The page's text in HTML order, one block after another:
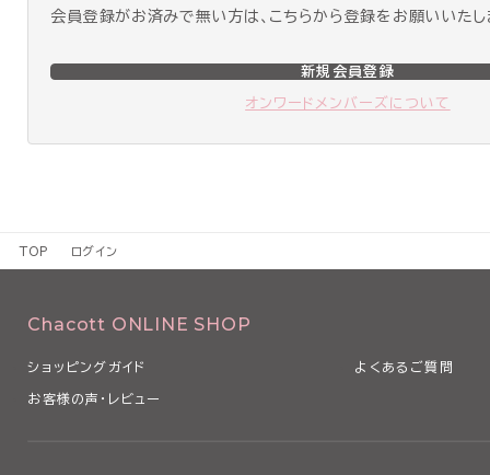
会員登録がお済みで無い方は、こちらから登録をお願いいたし
新規会員登録
オンワードメンバーズについて
TOP ログイン
Chacott ONLINE SHOP
ショッピングガイド よくあるご質問
お客様の声・レビュー